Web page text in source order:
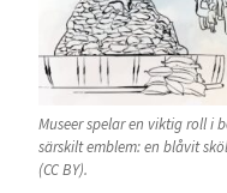
Museer spelar en viktig roll i
särskilt emblem: en blåvit
(CC BY).